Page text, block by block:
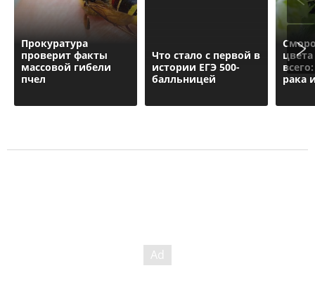
Прокуратурa
проверит факты
массовой гибели
пчел
Что стало с первой в
истории ЕГЭ 500-
балльницей
рака